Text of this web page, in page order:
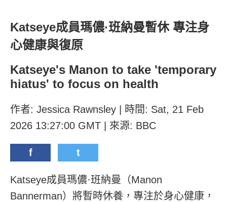
Katseye成員瑪儂·班納曼暫休 專注身
心健康與復原
Katseye's Manon to take 'temporary
hiatus' to focus on health
作者: Jessica Rawnsley | 時間: Sat, 21 Feb
2026 13:27:00 GMT | 來源: BBC
f t
Katseye成員瑪儂·班納曼（Manon
Bannerman）將暫時休養，專注於身心健康，